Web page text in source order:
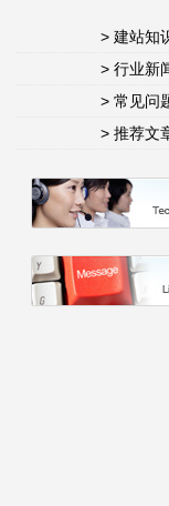
> 建站知
> 行业新
> 常见问
> 推荐文